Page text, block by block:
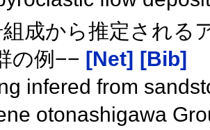
成から推定される
の例−− [Net] [Bib]
infered from
otonashigawa